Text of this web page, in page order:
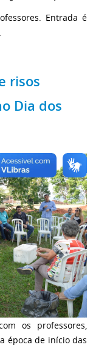
Entrada é
risos
Dia dos
os professores,
época de início das